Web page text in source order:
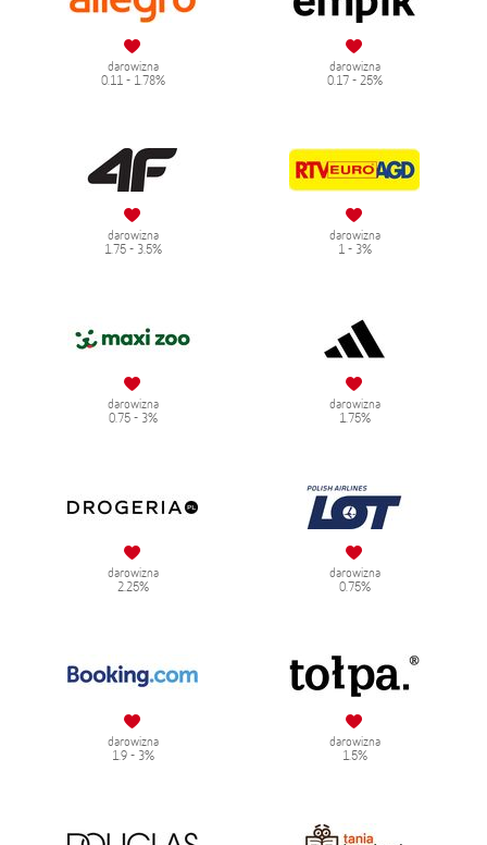
darowizna
0.11 - 1.78%
darowizna
0.17 - 25%
darowizna
1.75 - 3.5%
darowizna
1 - 3%
darowizna
0.75 - 3%
darowizna
1.75%
darowizna
2.25%
darowizna
0.75%
darowizna
1.9 - 3%
darowizna
1.5%